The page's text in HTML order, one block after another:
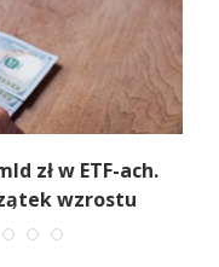
zł w ETF-ach.
wzrostu